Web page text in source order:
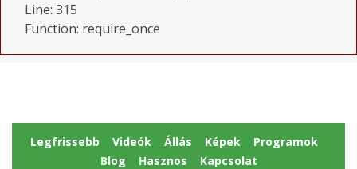
Line: 315
Function: require_once
Legfrissebb Videók Állás Képek
Programok
Blog
Hasznos Kapcsolat